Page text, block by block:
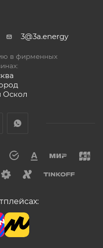
3@3a.energy
в фирменных
Оскол